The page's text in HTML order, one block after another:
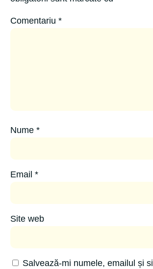
Comentariu*
Nume*
Email*
Site web
Salvează-mi numele, emailul și